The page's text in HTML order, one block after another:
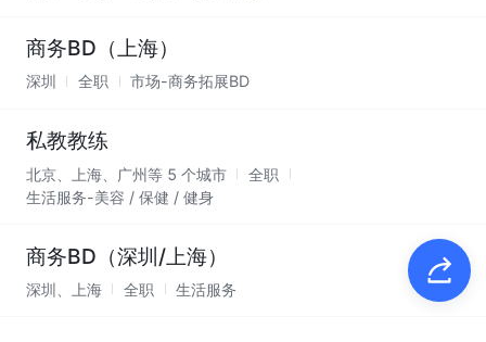
商务BD（上海）
深圳 全职 市场-商务拓展BD
私教教练
北京、上海、广州等 5 个城市
全职
生活服务-美容 / 保健 / 健身
商务BD（深圳/上海）
深圳、上海 全职 生活服务